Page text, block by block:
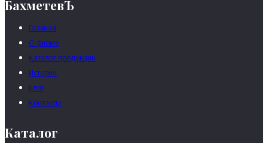
БахметевЪ
Главная
О фирме
Каталог продукции
История
Блог
Контакты
Каталог